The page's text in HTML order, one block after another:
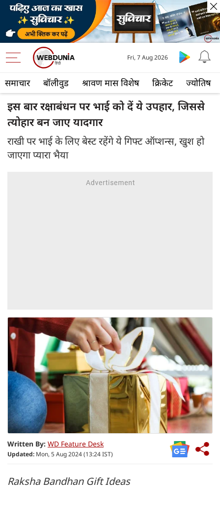
समाचार बॉलीवुड श्रावण मास विशेष क्रिकेट ज्योतिष
Fri, 7 Aug 2026
इस बार रक्षाबंधन पर भाई को दें ये उपहार, जिससे
त्योहार बन जाए यादगार
राखी पर भाई के लिए बेस्ट रहेंगे ये गिफ्ट ऑप्शन्स, खुश हो
जाएगा प्यारा भैया
Written By: WD Feature Desk
Updated: Mon, 5 Aug 2024 (13:24 IST)
Raksha Bandhan Gift Ideas